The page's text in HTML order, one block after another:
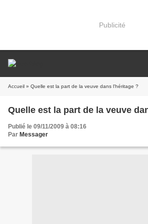
Publicité
Accueil » Quelle est la part de la veuve dans l'héritage ?
Quelle est la part de la veuve
Publié le 09/11/2009 à 08:16
Par Messager